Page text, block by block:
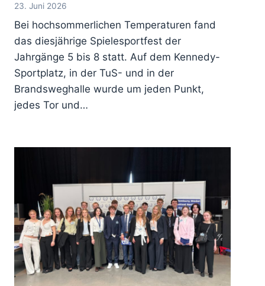
23. Juni 2026
Bei hochsommerlichen Temperaturen fand
das diesjährige Spielesportfest der
Jahrgänge 5 bis 8 statt. Auf dem Kennedy-
Sportplatz, in der TuS- und in der
Brandsweghalle wurde um jeden Punkt,
jedes Tor und…